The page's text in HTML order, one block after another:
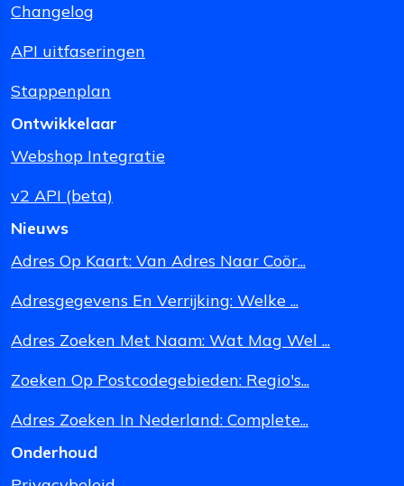
Changelog
API uitfaseringen
Stappenplan
Ontwikkelaar
Webshop Integratie
v2 API (beta)
Nieuws
Adres Op Kaart: Van Adres Naar Coör...
Adresgegevens En Verrijking: Welke ...
Adres Zoeken Met Naam: Wat Mag Wel ...
Zoeken Op Postcodegebieden: Regio's...
Adres Zoeken In Nederland: Complete...
Onderhoud